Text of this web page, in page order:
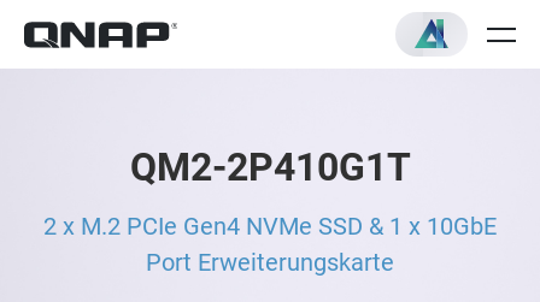
QM2-2P410G1T
2 x M.2 PCIe Gen4 NVMe SSD & 1 x 10GbE
Port Erweiterungskarte